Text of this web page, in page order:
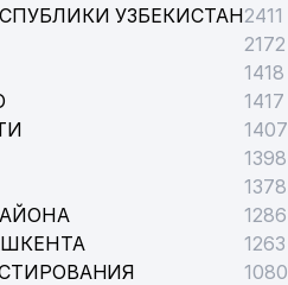
УЗБЕКИСТАН2411
2172
1418
1417
1407
1398
1378
1286
1263
1080